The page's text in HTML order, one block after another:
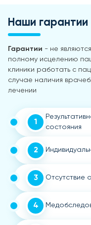
Наши гарантии
Гарантии - не
полному исцелению
клиники работать с
случае наличия
лечении
1
состояния
2
3 Отсутствие
4